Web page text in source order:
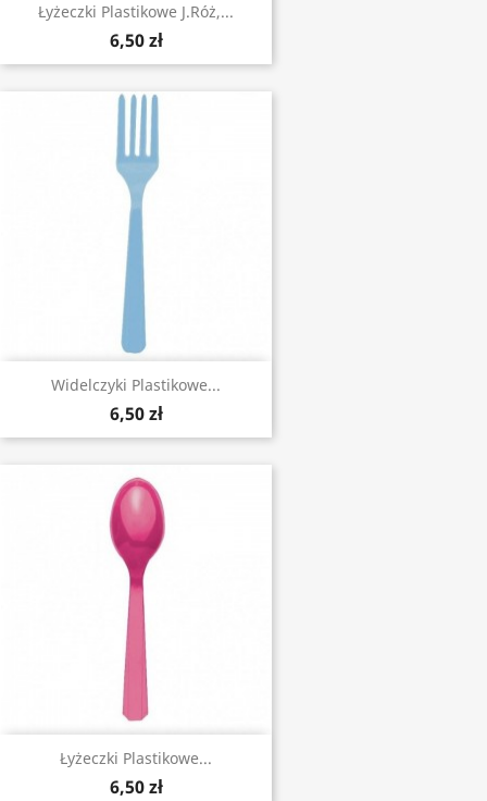
Łyżeczki Plastikowe J.róż,...
6,50 zł
Widelczyki Plastikowe...
6,50 zł
Łyżeczki Plastikowe...
6,50 zł